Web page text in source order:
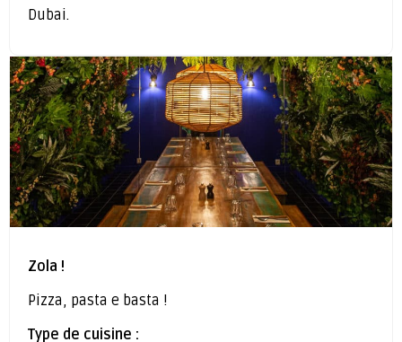
Dubai.
Zola !
Pizza, pasta e basta !
Type de cuisine :